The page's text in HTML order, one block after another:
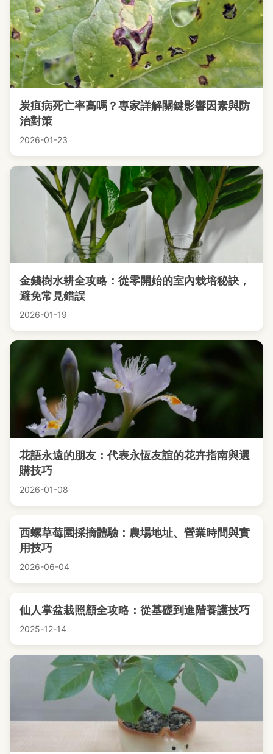
炭疽病死亡率高嗎？專家詳解關鍵影響因素與防
治對策
2026-01-23
金錢樹水耕全攻略：從零開始的室內栽培秘訣，
避免常見錯誤
2026-01-19
花語永遠的朋友：代表永恆友誼的花卉指南與選
購技巧
2026-01-08
西螺草莓園採摘體驗：農場地址、營業時間與實
用技巧
2026-06-04
仙人掌盆栽照顧全攻略：從基礎到進階養護技巧
2025-12-14